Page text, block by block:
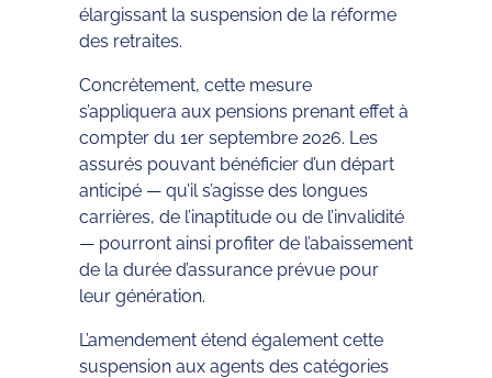
élargissant la suspension de la réforme
des retraites.
Concrètement, cette mesure
s’appliquera aux pensions prenant effet à
compter du 1er septembre 2026. Les
assurés pouvant bénéficier d’un départ
anticipé — qu’il s’agisse des longues
carrières, de l’inaptitude ou de l’invalidité
— pourront ainsi profiter de l’abaissement
de la durée d’assurance prévue pour
leur génération.
L’amendement étend également cette
suspension aux agents des catégories